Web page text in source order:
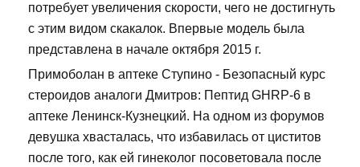
потребует увеличения скорости, чего не достигнуть
с этим видом скакалок. Впервые модель была
представлена в начале октября 2015 г.
Примоболан в аптеке Ступино - Безопасный курс
стероидов аналоги Дмитров: Пептид GHRP-6 в
аптеке Ленинск-Кузнецкий. На одном из форумов
девушка хвасталась, что избавилась от циститов
после того, как ей гинеколог посоветовала после